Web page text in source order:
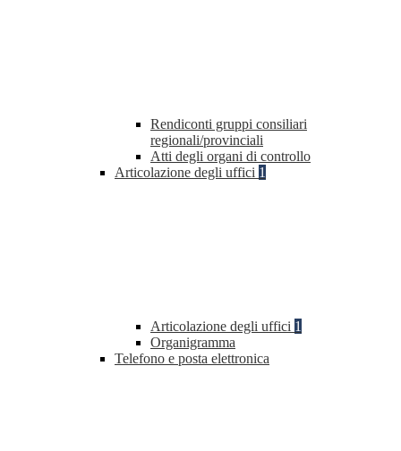
Rendiconti gruppi consiliari
regionali/provinciali
Atti degli organi di controllo
Articolazione degli uffici 1
Articolazione degli uffici 1
Organigramma
Telefono e posta elettronica